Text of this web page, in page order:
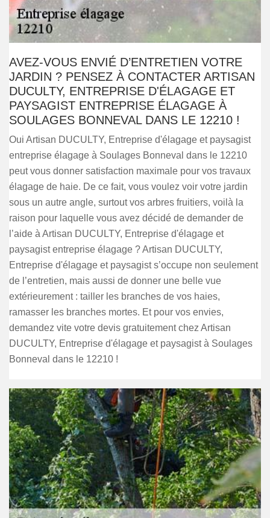
AVEZ-VOUS ENVIÉ D’ENTRETIEN VOTRE
JARDIN ? PENSEZ À CONTACTER ARTISAN
DUCULTY, ENTREPRISE D'ÉLAGAGE ET
PAYSAGIST ENTREPRISE ÉLAGAGE À
SOULAGES BONNEVAL DANS LE 12210 !
Oui Artisan DUCULTY, Entreprise d'élagage et paysagist
entreprise élagage à Soulages Bonneval dans le 12210
peut vous donner satisfaction maximale pour vos travaux
élagage de haie. De ce fait, vous voulez voir votre jardin
sous un autre angle, surtout vos arbres fruitiers, voilà la
raison pour laquelle vous avez décidé de demander de
l’aide à Artisan DUCULTY, Entreprise d'élagage et
paysagist entreprise élagage ? Artisan DUCULTY,
Entreprise d'élagage et paysagist s’occupe non seulement
de l’entretien, mais aussi de donner une belle vue
extérieurement : tailler les branches de vos haies,
ramasser les branches mortes. Et pour vos envies,
demandez vite votre devis gratuitement chez Artisan
DUCULTY, Entreprise d'élagage et paysagist à Soulages
Bonneval dans le 12210 !